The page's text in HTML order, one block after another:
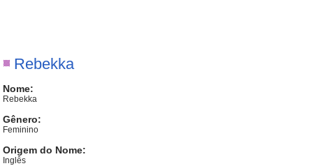
Rebekka
Nome:
Rebekka
Gênero:
Feminino
Origem do Nome:
Inglês